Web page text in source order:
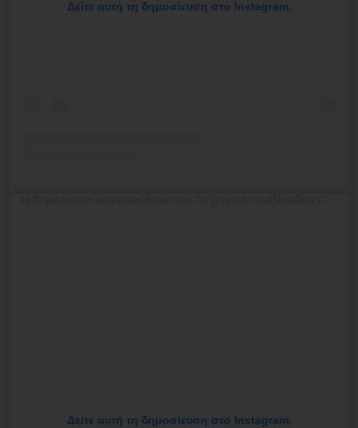
Δείτε αυτή τη δημοσίευση στο Instagram.
Δείτε αυτή τη δημοσίευση στο Instagram.